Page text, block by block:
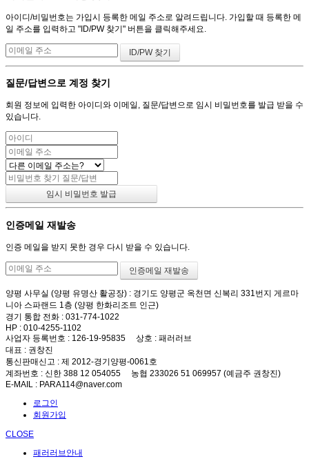
아이디/비밀번호는 가입시 등록한 메일 주소로 알려드립니다. 가입할 때 등록한 메
일 주소를 입력하고 "ID/PW 찾기" 버튼을 클릭해주세요.
질문/답변으로 계정 찾기
회원 정보에 입력한 아이디와 이메일, 질문/답변으로 임시 비밀번호를 발급 받을 수
있습니다.
인증메일 재발송
인증 메일을 받지 못한 경우 다시 받을 수 있습니다.
양평 사무실 (양평 유명산 활공장) : 경기도 양평군 옥천면 신복리 331번지 게르마
니아 스파랜드 1층 (양평 한화리조트 인근)
경기 통합 전화 : 031-774-1022
HP : 010-4255-1102
사업자 등록번호 : 126-19-95835 상호 : 패러러브
대표 : 권창진
통신판매신고 : 제 2012-경기양평-0061호
계좌번호 : 신한 388 12 054055 농협 233026 51 069957 (예금주 권창진)
E-MAIL : PARA114@naver.com
로그인
회원가입
CLOSE
패러러브안내